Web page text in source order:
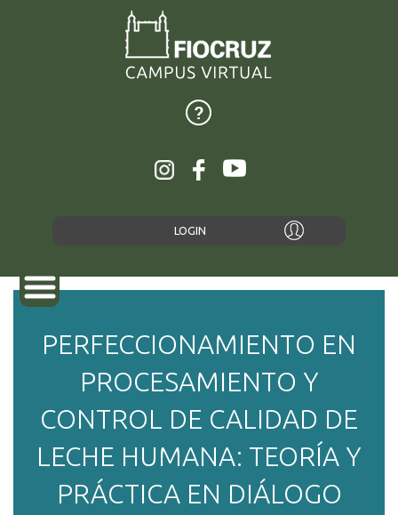
LOGIN
PERFECCIONAMIENTO EN
PROCESAMIENTO Y
CONTROL DE CALIDAD DE
LECHE HUMANA: TEORÍA Y
PRÁCTICA EN DIÁLOGO